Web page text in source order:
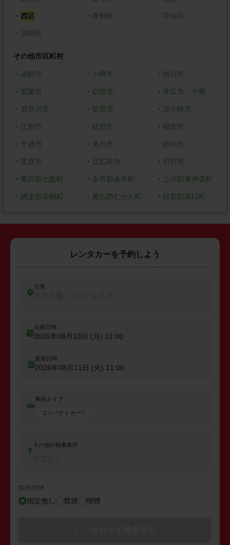
・ 西区 ・ 厚別区 ・ 手稲区
・ 清田区
その他市区町村
・ 函館市 ・ 小樽市 ・ 旭川市
・ 室蘭市 ・ 釧路市 ・ 帯広市・十勝
・ 岩見沢市 ・ 留萌市 ・苫小牧市
・ 江別市 ・ 紋別市 ・ 根室市
・ 千歳市 ・ 滝川市 ・砂川市
・ 恵庭市 ・ 北広島市 ・ 石狩市
・ 亀田郡七飯町 ・ 余市郡余市町 ・ 上川郡東神楽町
・ 網走郡美幌町 ・ 勇払郡むかわ町 ・ 目梨郡羅臼町
レンタカーを予約しよう
出発
出発日時
2026年08月10日 (月) 11:00
返却日時
2026年08月11日 (火) 11:00
車両タイプ
コンパクトカー
その他の検索条件
禁煙/喫煙
指定無し 禁煙 喫煙